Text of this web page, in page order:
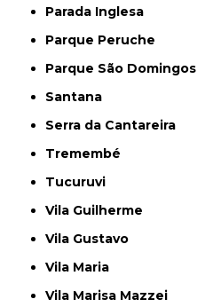
Parada Inglesa
Parque Peruche
Parque São Domingos
Santana
Serra da Cantareira
Tremembé
Tucuruvi
Vila Guilherme
Vila Gustavo
Vila Maria
Vila Marisa Mazzei